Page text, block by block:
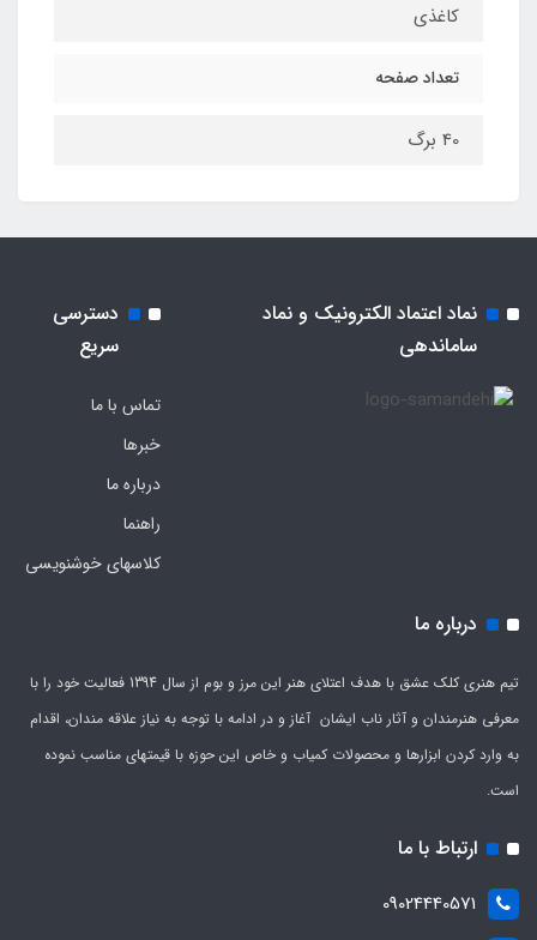
کاغذی
تعداد صفحه
40 برگ
نماد اعتماد الکترونیک و نماد
ساماندهی
دسترسی
سریع
تماس با ما
خبرها
درباره ما
راهنما
کلاسهای خوشنویسی
درباره ما
تیم هنری کلک عشق با هدف اعتلای هنر این مرز و بوم از سال 1394 فعالیت خود را با
معرفی هنرمندان و آثار ناب ایشان آغاز و در ادامه با توجه به نیاز علاقه مندان، اقدام
به وارد کردن ابزارها و محصولات کمیاب و خاص این حوزه با قیمتهای مناسب نموده
است.
ارتباط با ما
09024440571